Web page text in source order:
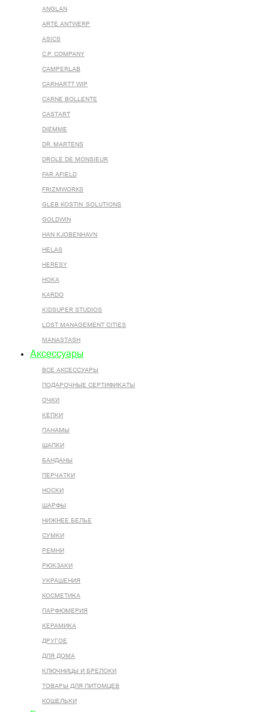
ANGLAN
ARTE ANTWERP
ASICS
C.P. COMPANY
CAMPERLAB
CARHARTT WIP
CARNE BOLLENTE
CASTART
DIEMME
DR. MARTENS
DROLE DE MONSIEUR
FAR AFIELD
FRIZMWORKS
GLEB KOSTIN .SOLUTIONS
GOLDWIN
HAN KJOBENHAVN
HELAS
HERESY
HOKA
KARDO
KIDSUPER STUDIOS
LOST MANAGEMENT CITIES
MANASTASH
Аксессуары
ВСЕ AКСЕССУАРЫ
ПОДАРОЧНЫЕ СЕРТИФИКАТЫ
ОЧКИ
КЕПКИ
ПАНАМЫ
ШАПКИ
БАНДАНЫ
ПЕРЧАТКИ
НОСКИ
ШАРФЫ
НИЖНЕЕ БЕЛЬЕ
СУМКИ
РЕМНИ
РЮКЗАКИ
УКРАШЕНИЯ
КОСМЕТИКА
ПАРФЮМЕРИЯ
КЕРАМИКА
ДРУГОЕ
ДЛЯ ДОМА
КЛЮЧНИЦЫ И БРЕЛОКИ
ТОВАРЫ ДЛЯ ПИТОМЦЕВ
КОШЕЛЬКИ